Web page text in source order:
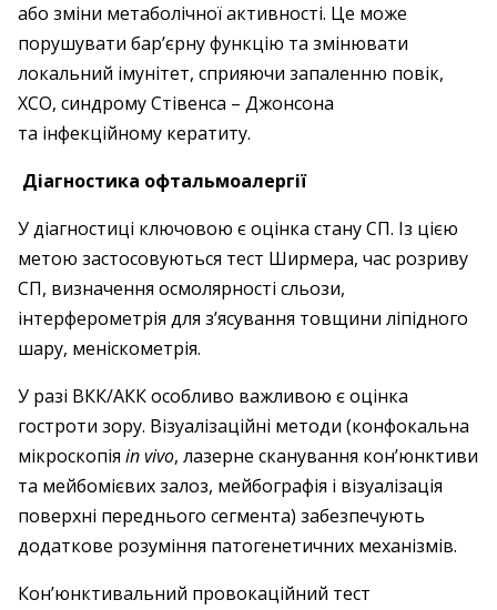
або зміни метаболічної активності. Це може
порушувати бар’єрну функцію та змінювати
локальний імунітет, сприяючи запаленню повік,
ХСО, синдрому Стівенса – Джонсона
та інфекційному кератиту.
Діагностика офтальмоалергії
У діагностиці ключовою є оцінка стану СП. Із цією
метою застосовуються тест Ширмера, час розриву
СП, визначення осмолярності сльози,
інтерферометрія для з’ясування товщини ліпідного
шару, меніскометрія.
У разі ВКК/АКК особливо важливою є оцінка
гостроти зору. Візуалізаційні методи (конфокальна
мікроскопія in vivo, лазерне сканування кон’юнктиви
та мейбомієвих залоз, мейбографія і візуалізація
поверхні переднього сегмента) забезпечують
додаткове розуміння патогенетичних механізмів.
Кон’юнктивальний провокаційний тест